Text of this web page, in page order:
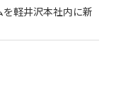
軽井沢本社内に新